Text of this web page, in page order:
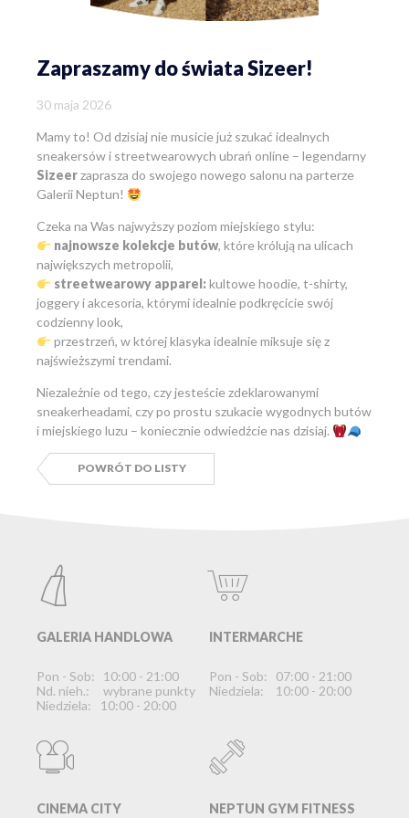
Zapraszamy do świata Sizeer!
30 maja 2026
Mamy to! Od dzisiaj nie musicie już szukać idealnych
sneakersów i streetwearowych ubrań online – legendarny
Sizeerzaprasza do swojego nowego salonu na parterze
Galerii Neptun!
Czeka na Was najwyższy poziom miejskiego stylu:
najnowsze kolekcje butów, które królują na ulicach
największych metropolii,
streetwearowy apparel: kultowe hoodie, t-shirty,
joggery i akcesoria, którymi idealnie podkręcicie swój
codzienny look,
przestrzeń, w której klasyka idealnie miksuje się z
najświeższymi trendami.
Niezależnie od tego, czy jesteście zdeklarowanymi
sneakerheadami, czy po prostu szukacie wygodnych butów
i miejskiego luzu – koniecznie odwiedźcie nas dzisiaj.
POWRÓT DO LISTY
GALERIA HANDLOWA
Pon - Sob:
10:00 - 21:00
Nd. nieh.:
wybrane punkty
Niedziela:
10:00 - 20:00
INTERMARCHE
Pon - Sob:
07:00 - 21:00
Niedziela:
10:00 - 20:00
CINEMA CITY NEPTUN GYM FITNESS